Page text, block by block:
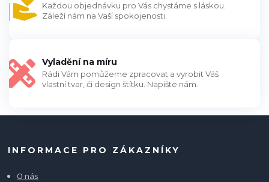
Každou objednávku pro Vás chystáme s láskou.
Záleží nám na Vaší spokojenosti.
Vyladění na míru
Rádi Vám pomůžeme zpracovat a vyrobit Váš
vlastní tvar, či design štítku. Napište nám.
INFORMACE PRO ZÁKAZNÍKY
O nás